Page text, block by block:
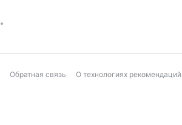
Обратная связь О технологиях рекомендаций